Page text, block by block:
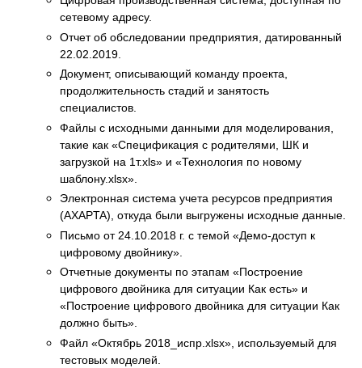
сетевому адресу.
Отчет об обследовании предприятия, датированный
22.02.2019.
Документ, описывающий команду проекта,
продолжительность стадий и занятость
специалистов.
Файлы с исходными данными для моделирования,
такие как «Спецификация с родителями, ШК и
загрузкой на 1т.xls» и «Технология по новому
шаблону.xlsx».
Электронная система учета ресурсов предприятия
(AXAPTA), откуда были выгружены исходные данные.
Письмо от 24.10.2018 г. с темой «Демо-доступ к
цифровому двойнику».
Отчетные документы по этапам «Построение
цифрового двойника для ситуации Как есть» и
«Построение цифрового двойника для ситуации Как
должно быть».
Файл «Октябрь 2018_испр.xlsx», используемый для
тестовых моделей.